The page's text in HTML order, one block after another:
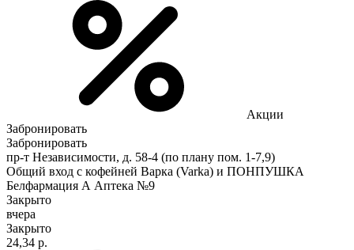
Акции
Забронировать
Забронировать
пр-т Независимости, д. 58-4 (по плану пом. 1-7,9)
Общий вход с кофейней Варка (Varka) и ПОНПУШКА
Белфармация А Аптека №9
Закрыто
вчера
Закрыто
24,34 р.